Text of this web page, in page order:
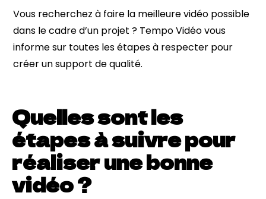
Vous recherchez à faire la meilleure vidéo possible
dans le cadre d’un projet ? Tempo Vidéo vous
informe sur toutes les étapes à respecter pour
créer un support de qualité.
Quelles sont les
étapes à suivre pour
réaliser une bonne
vidéo ?